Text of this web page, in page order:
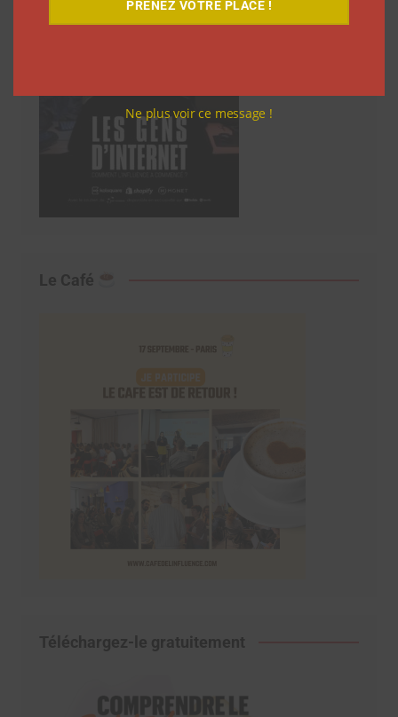
Le Café
Téléchargez-le gratuitement
PRENEZ VOTRE PLACE !
Ne plus voir ce message !